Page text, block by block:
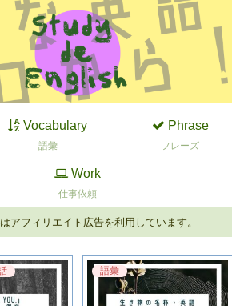
Vocabulary
語彙
Phrase
フレーズ
Work
仕事依頼
アフィリエイト広告を利用しています。
語彙